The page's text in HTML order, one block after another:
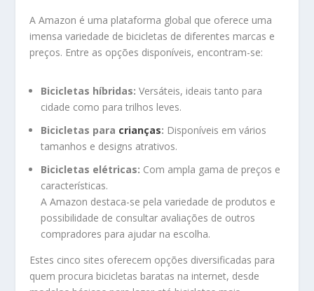
A Amazon é uma plataforma global que oferece uma
imensa variedade de bicicletas de diferentes marcas e
preços. Entre as opções disponíveis, encontram-se:
Bicicletas híbridas: Versáteis, ideais tanto para
cidade como para trilhos leves.
Bicicletas para crianças: Disponíveis em vários
tamanhos e designs atrativos.
Bicicletas elétricas: Com ampla gama de preços e
características.
A Amazon destaca-se pela variedade de produtos e
possibilidade de consultar avaliações de outros
compradores para ajudar na escolha.
Estes cinco sites oferecem opções diversificadas para
quem procura bicicletas baratas na internet, desde